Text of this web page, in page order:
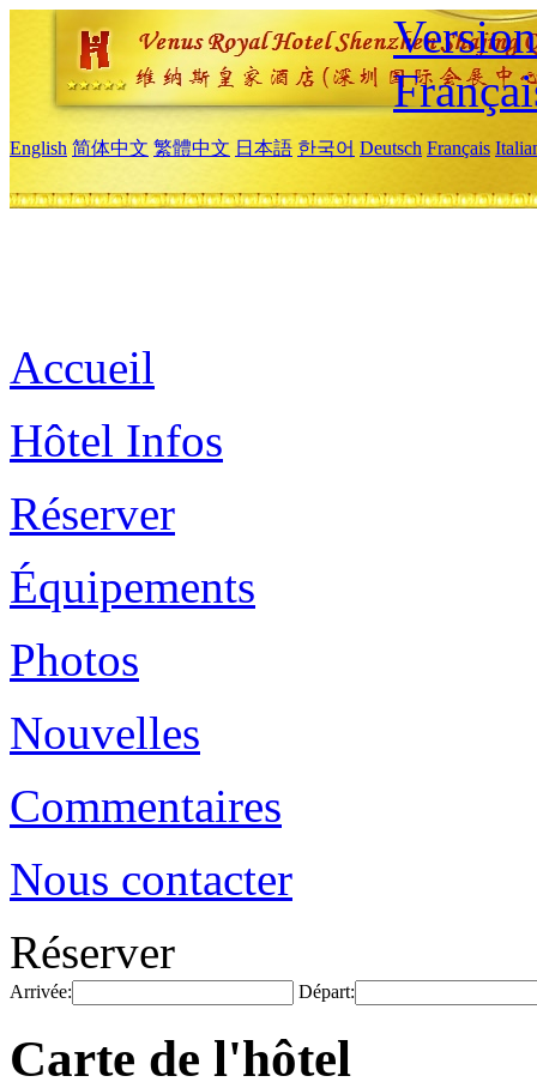
English 简体中文 繁體中文 日本語 한국어 Deutsch Français
Accueil
Hôtel Infos
Réserver
Équipements
Photos
Nouvelles
Commentaires
Nous contacter
Réserver
Arrivée: Départ:
Carte de l'hôtel